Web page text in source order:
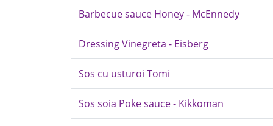
Barbecue sauce Honey - McEnnedy
Dressing Vinegreta - Eisberg
Sos cu usturoi Tomi
Sos soia Poke sauce - Kikkoman